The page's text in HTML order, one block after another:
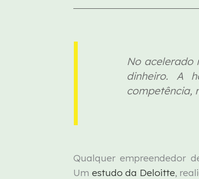
No acelerado
dinheiro. A
competência,
Qualquer empreendedor
Um estudo da Deloitte,